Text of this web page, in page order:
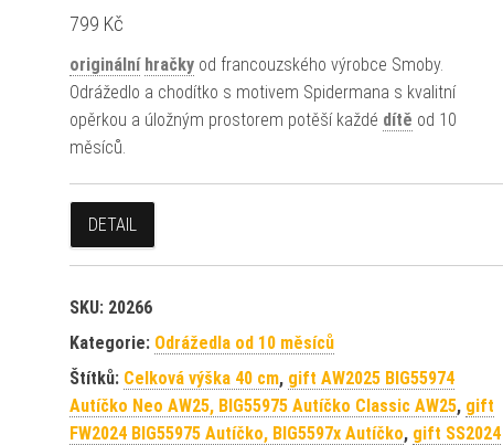
799 Kč
originální hračkyod francouzského výrobce Smoby.
Odrážedlo a chodítko s motivem Spidermana s kvalitní
opěrkou a úložným prostorem potěší každé dítě od 10
měsíců.
DETAIL
SKU: 20266
Kategorie: Odrážedla od 10 měsíců
Štítků: Celková výška 40 cm, gift AW2025 BIG55974
Autíčko Neo AW25, BIG55975 Autíčko Classic AW25, gift
FW2024 BIG55975 Autíčko, BIG5597x Autíčko, gift SS2024